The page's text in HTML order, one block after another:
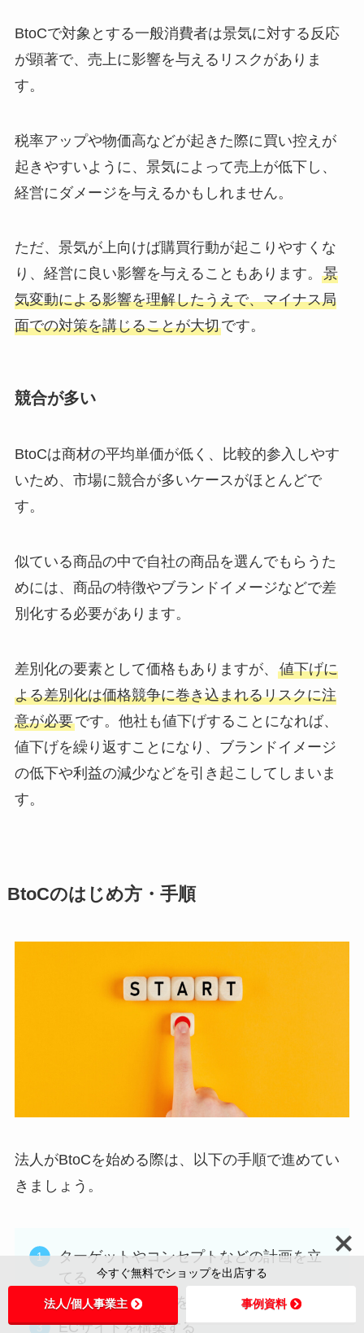
BtoCで対象とする一般消費者は景気に対する反応
が顕著で、売上に影響を与えるリスクがありま
す。
税率アップや物価高などが起きた際に買い控えが
起きやすいように、景気によって売上が低下し、
経営にダメージを与えるかもしれません。
ただ、景気が上向けば購買行動が起こりやすくな
り、経営に良い影響を与えることもあります。 景
気変動による影響を理解したうえで、マイナス局
面での対策を講じることが大切です。
競合が多い
BtoCは商材の平均単価が低く、比較的参入しやす
いため、市場に競合が多いケースがほとんどで
す。
似ている商品の中で自社の商品を選んでもらうた
めには、商品の特徴やブランドイメージなどで差
別化する必要があります。
差別化の要素として価格もありますが、 値下げに
よる差別化は価格競争に巻き込まれるリスクに注
意が必要です。他社も値下げすることになれば、
値下げを繰り返すことになり、ブランドイメージ
の低下や利益の減少などを引き起こしてしまいま
す。
BtoCのはじめ方・手順
法人がBtoCを始める際は、以下の手順で進めてい
きましょう。
ターゲットやコンセプトなどの計画を立
てる
商品の企画・開発をする
ECサイトを構築する
今すぐ無料でショップを出店する
法人/個人事業主 事例資料